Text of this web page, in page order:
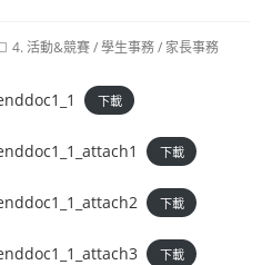
4. 活動&競賽/學生事務/ 家長事務
下載
下載
下載
下載